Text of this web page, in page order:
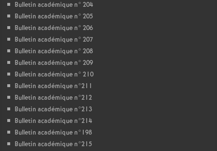
Bulletin académique n° 204
Bulletin académique n° 205
Bulletin académique n° 206
Bulletin académique n° 207
Bulletin académique n° 208
Bulletin académique n° 209
Bulletin académique n° 210
Bulletin académique n°211
Bulletin académique n°212
Bulletin académique n°213
Bulletin académique n°214
Bulletin académique n°198
Bulletin académique n°215